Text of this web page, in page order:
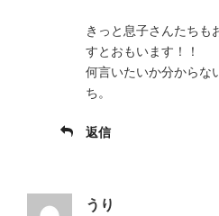
きっと息子さんたちも
すとおもいます！！
何言いたいか分からな
ち。
返信
うり